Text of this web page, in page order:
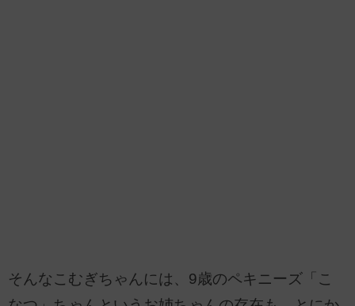
そんなこむぎちゃんには、9歳のペキニーズ「こ